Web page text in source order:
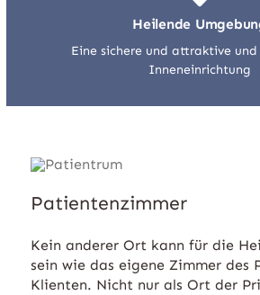
Heilende
Eine sichere und attraktive
Inneneinrichtung
Patientenzimmer
Kein anderer Ort kann für die
sein wie das eigene Zimmer des
Klienten. Nicht nur als Ort der